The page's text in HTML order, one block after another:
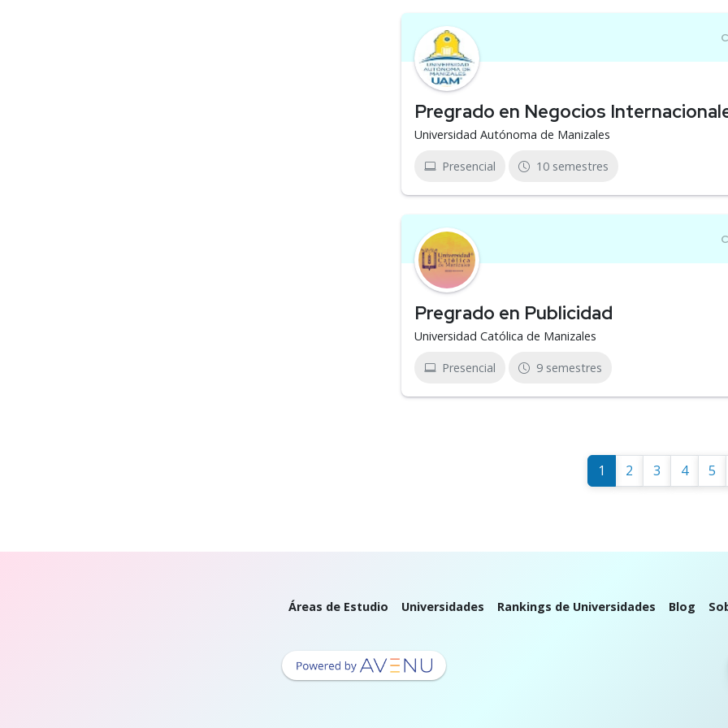
Pregrado en Negocios
Universidad Autónoma de Manizales
Presencial 10 semestres
Pregrado en Publicidad
Universidad Católica de Manizales
Presencial 9 semestres
1 2 3 4 5
Áreas de Estudio Universidades Rankings de Universidades Blog